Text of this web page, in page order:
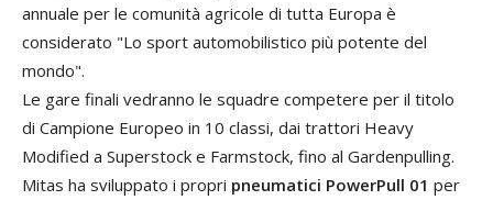
annuale per le comunità agricole di tutta Europa è
considerato "Lo sport automobilistico più potente del
mondo".
Le gare finali vedranno le squadre competere per il titolo
di Campione Europeo in 10 classi, dai trattori Heavy
Modified a Superstock e Farmstock, fino al Gardenpulling.
Mitas ha sviluppato i propri pneumatici PowerPull 01 per